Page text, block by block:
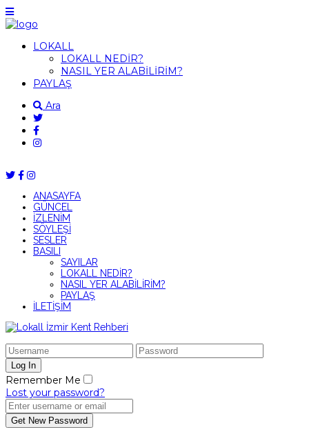
LOKALL
LOKALL NEDİR?
NASIL YER ALABİLİRİM?
PAYLAŞ
Ara
ANASAYFA
GÜNCEL
İZLENİM
SÖYLEŞİ
SESLER
BASILI
SAYILAR
LOKALL NEDİR?
NASIL YER ALABİLİRİM?
PAYLAŞ
İLETİŞİM
Remember Me
Lost your password?